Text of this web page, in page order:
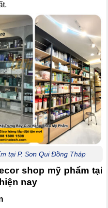
tại P. Sơn Qui Đồng Tháp
shop mỹ phẩm tại
nay